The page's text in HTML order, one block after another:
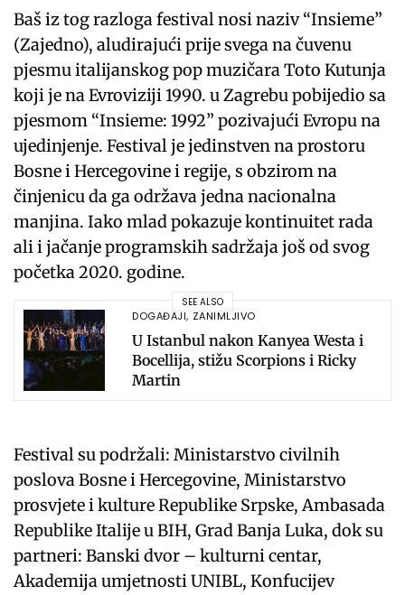
Baš iz tog razloga festival nosi naziv “Insieme”
(Zajedno), aludirajući prije svega na čuvenu
pjesmu italijanskog pop muzičara Toto Kutunja
koji je na Evroviziji 1990. u Zagrebu pobijedio sa
pjesmom “Insieme: 1992” pozivajući Evropu na
ujedinjenje. Festival je jedinstven na prostoru
Bosne i Hercegovine i regije, s obzirom na
činjenicu da ga održava jedna nacionalna
manjina. Iako mlad pokazuje kontinuitet rada
ali i jačanje programskih sadržaja još od svog
početka 2020. godine.
SEE ALSO
DOGAĐAJI, ZANIMLJIVO
U Istanbul nakon Kanyea Westa i
Bocellija, stižu Scorpions i Ricky
Martin
Festival su podržali: Ministarstvo civilnih
poslova Bosne i Hercegovine, Ministarstvo
prosvjete i kulture Republike Srpske, Ambasada
Republike Italije u BIH, Grad Banja Luka, dok su
partneri: Banski dvor – kulturni centar,
Akademija umjetnosti UNIBL, Konfucijev